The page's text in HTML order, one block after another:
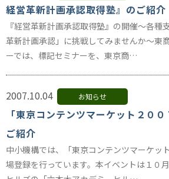
経営革新計画承認取得塾』のご紹介
『経営革新計画承認取得塾』の開催～各種
革新計画承認」に挑戦してみませんか～東
ーでは、標記セミナーを、東京商…
2007.10.04 お知らせ
「東京コンテンツマーケット２０
ご紹介
中小機構では、「東京コンテンツマーケッ
場登録を行っています。本イベントは１０